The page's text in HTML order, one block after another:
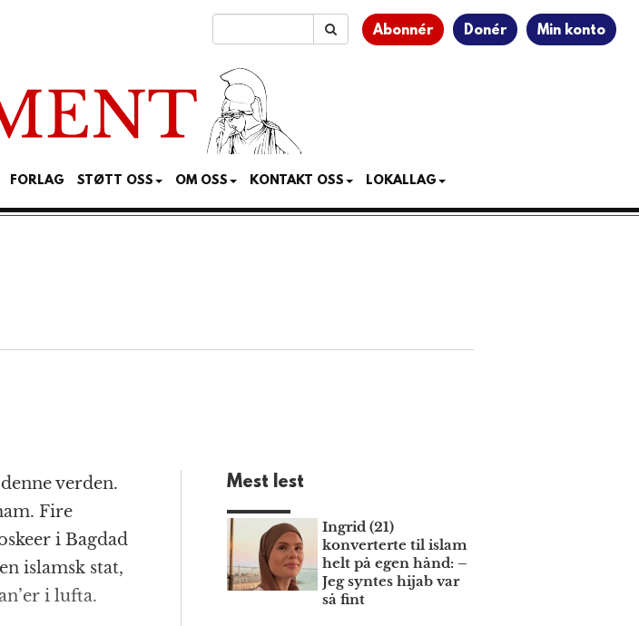
Abonnér Donér Min konto
FORLAG STØTT OSS OM OSS KONTAKT OSS LOKALLAG
verden.
Fire
i Bagdad
islamsk stat,
i lufta.
Mest lest
Ingrid (21)
konverterte til islam
helt på egen hånd: –
Jeg syntes hijab var
så fint